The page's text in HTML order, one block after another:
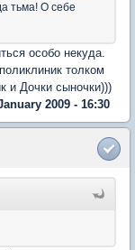
тьма! О себе
особо некуда.
толком
и Дочки сыночки)))
2009 - 16:30